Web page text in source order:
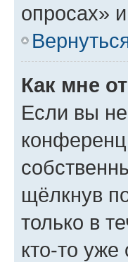
опросах»
Как мне
Если вы
щёлкнув
только в
кто-то